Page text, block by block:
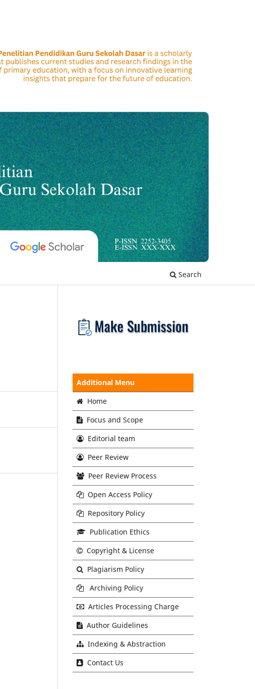
Search
Additional Menu
Home
Focus and Scope
Editorial team
Peer Review
Peer Review Process
Open Access Policy
Repository Policy
Publication Ethics
Copyright & License
Plagiarism Policy
Archiving Policy
Articles Processing Charge
Author Guidelines
Indexing & Abstraction
Contact Us